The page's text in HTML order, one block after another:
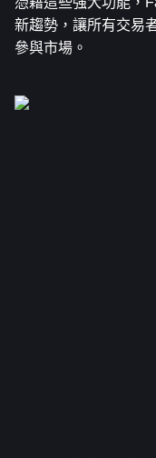
新趨勢，讓所有交易
參與市場。